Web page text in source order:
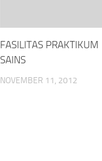
FASILITAS PRAKTIKUM
SAINS
NOVEMBER 11, 2012